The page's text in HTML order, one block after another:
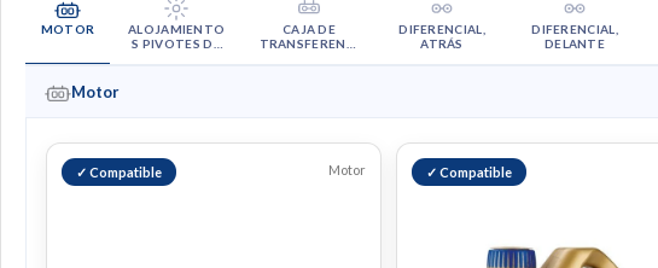
MOTOR
ALOJAMIENTO
S PIVOTES DE
CAJA DE
TRANSFERENCI
DIFERENCIAL,
ATRÁS
DIFERENCIAL,
DELANTE
Motor
✓ Compatible Motor ✓ Compatible